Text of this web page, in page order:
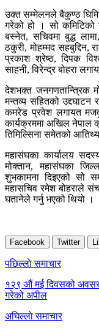
उक्त सम्मेलनले बैकुण्ठ
गरेको हो । सो कमिटिको
बस्नेत, सचिवमा बुद्ध
ठकुरी, मोहम्मद सहबुद्दिन,
प्रकाश श्रेष्ठ, दिपक
साहनी, विरेन्द्र बोहरा
देशभक्त जनगणतान्त्रिक
मन्तव्य सहितको उद्दघाटन
कमरेड प्रवेश लगायत
कार्यक्रममा अखिल नेपाल
तिमिल्सिना समेतको
महासंघका कार्यालय
मोक्तान, महासंघका
शुभकामना दिइएको सो
महासचिव रमेश बोहराले
घतानेले गर्नु भएको थियो ।
Facebook Twitter
Post
navigation
पछिल्लाे समाचार
१२९ औं मई दिवसको
गरेको अपील
अघिल्लाे समाचार